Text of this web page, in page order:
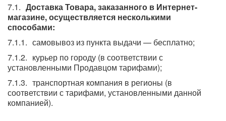
Доставка Товара, заказанного в Интернет-
магазине, осуществляется несколькими
способами:
самовывоз из пункта выдачи — бесплатно;
курьер по городу (в соответствии с
установленными Продавцом тарифами);
транспортная компания в регионы (в
соответствии с тарифами, установленными данной
компанией).